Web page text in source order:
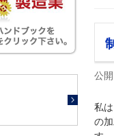
公
私
の